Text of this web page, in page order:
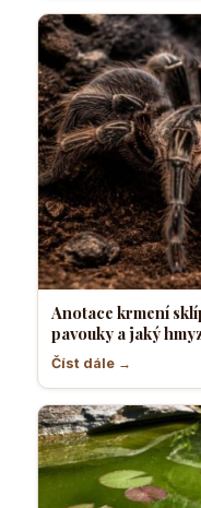
Anotace krmení
pavouky a jaký
Číst dále →